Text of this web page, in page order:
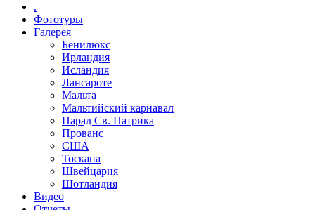
.
Фототуры
Галерея
Бенилюкс
Ирландия
Исландия
Лансароте
Мальта
Мальтийский карнавал
Парад Св. Патрика
Прованс
США
Тоскана
Швейцария
Шотландия
Видео